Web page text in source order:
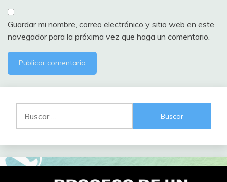
Guardar mi nombre, correo electrónico y sitio web en este
navegador para la próxima vez que haga un comentario.